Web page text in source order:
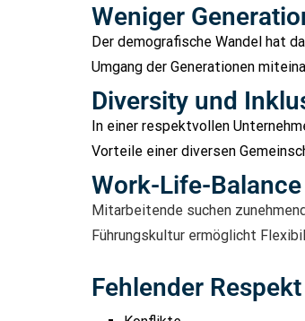
Weniger
Der demografische Wandel hat
Umgang der Generationen
Diversity und
In einer respektvollen
Vorteile einer diversen
Work-Life-
Mitarbeitende suchen
Führungskultur ermöglicht
Fehlender